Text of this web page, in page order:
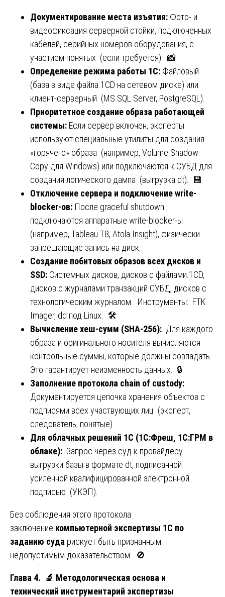
Документирование места изъятия: Фото- и
видеофиксация серверной стойки, подключенных
кабелей, серийных номеров оборудования, с
участием понятых (если требуется). 📸
Определение режима работы 1С: Файловый
(база в виде файла.1CD на сетевом диске) или
клиент-серверный (MS SQL Server, PostgreSQL).
Приоритетное создание образа работающей
системы: Если сервер включен, эксперты
используют специальные утилиты для создания
«горячего» образа (например, Volume Shadow
Copy для Windows) или подключаются к СУБД для
создания логического дампа (выгрузка dt). 💾
Отключение сервера и подключение write-
blocker-ов: После graceful shutdown
подключаются аппаратные write-blocker-ы
(например, Tableau T8, Atola Insight), физически
запрещающие запись на диск.
Создание побитовых образов всех дисков и
SSD: Системных дисков, дисков с файлами.1CD,
дисков с журналами транзакций СУБД, дисков с
технологическим журналом. Инструменты: FTK
Imager, dd под Linux. 🛠️
Вычисление хеш-сумм (SHA-256): Для каждого
образа и оригинального носителя вычисляются
контрольные суммы, которые должны совпадать.
Это гарантирует неизменность данных. 🔒
Заполнение протокола chain of custody:
Документируется цепочка хранения объектов с
подписями всех участвующих лиц (эксперт,
следователь, понятые).
Для облачных решений 1С (1С:Фреш, 1С:ГРМ в
облаке): Запрос через суд к провайдеру
выгрузки базы в формате dt, подписанной
усиленной квалифицированной электронной
подписью (УКЭП).
Без соблюдения этого протокола
заключение компьютерной экспертизы 1С по
заданию суда рискует быть признанным
недопустимым доказательством. 🚫
Глава 4. 🔬 Методологическая основа и
технический инструментарий экспертизы